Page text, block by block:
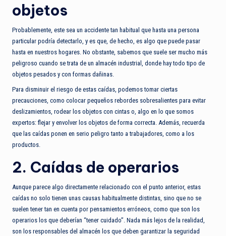
objetos
Probablemente, este sea un accidente tan habitual que hasta una persona
particular podría detectarlo, y es que, de hecho, es algo que puede pasar
hasta en nuestros hogares. No obstante, sabemos que suele ser mucho más
peligroso cuando se trata de un almacén industrial, donde hay todo tipo de
objetos pesados y con formas dañinas.
Para disminuir el riesgo de estas caídas, podemos tomar ciertas
precauciones, como colocar pequeños rebordes sobresalientes para evitar
deslizamientos, rodear los objetos con cintas o, algo en lo que somos
expertos: flejar y envolver los objetos de forma correcta. Además, recuerda
que las caídas ponen en serio peligro tanto a trabajadores, como a los
productos.
2. Caídas de operarios
Aunque parece algo directamente relacionado con el punto anterior, estas
caídas no solo tienen unas causas habitualmente distintas, sino que no se
suelen tener tan en cuenta por pensamientos erróneos, como que son los
operarios los que deberían “tener cuidado”. Nada más lejos de la realidad,
son los responsables del almacén los que deben garantizar la seguridad